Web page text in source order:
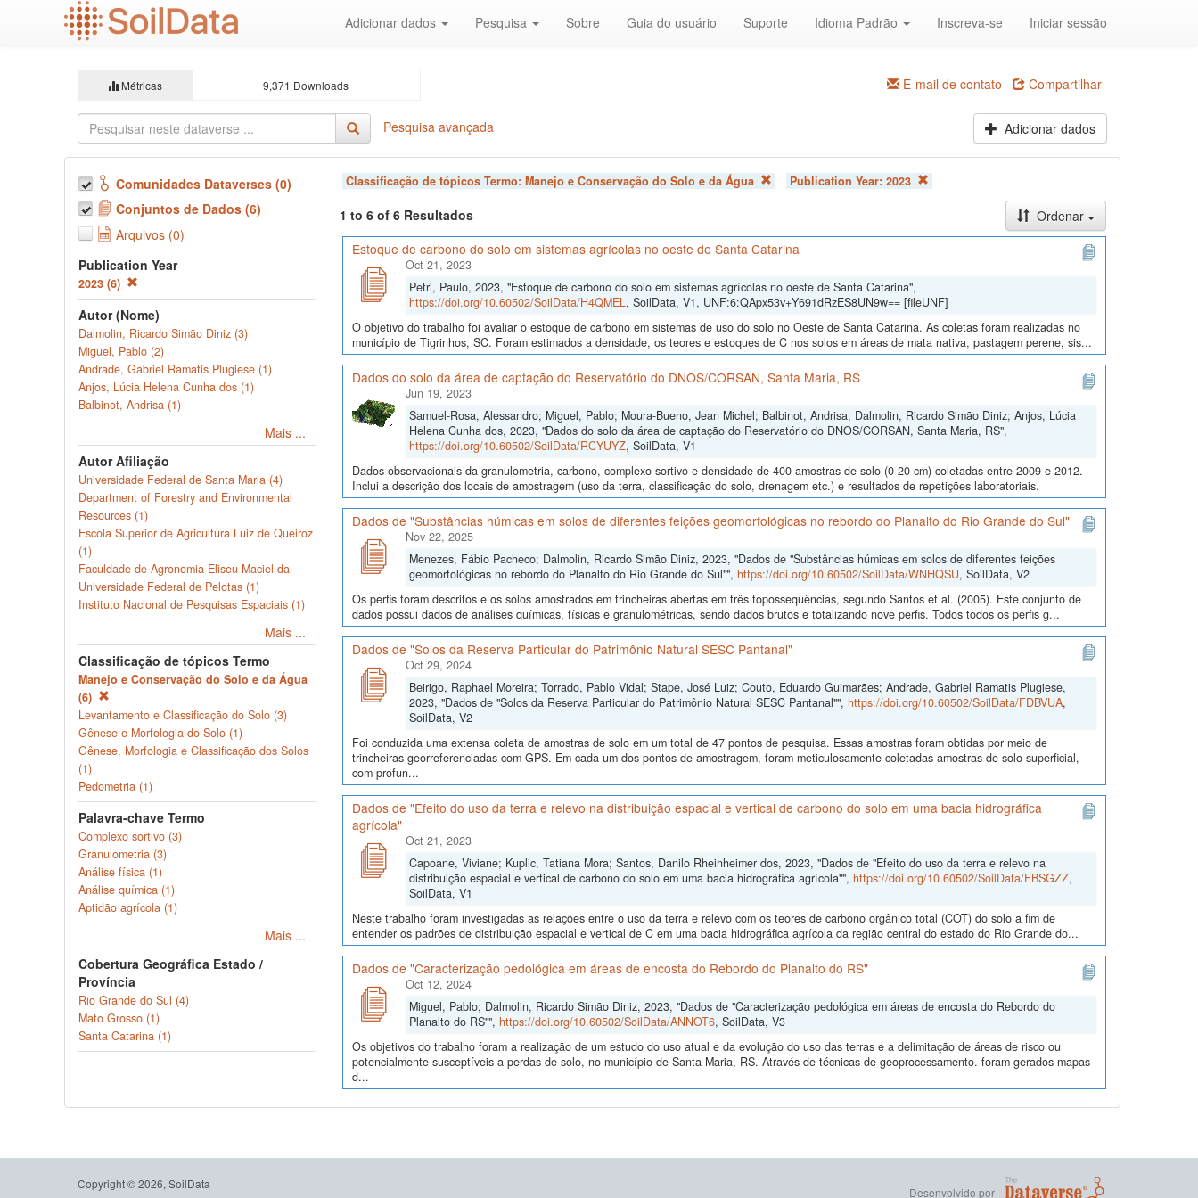
Adicionar dados Pesquisa Sobre Guia do usuário Suporte Idioma Padrão Inscreva-se Iniciar sessão
Métricas 9,371 Downloads E-mail de contato Compartilhar
Pesquisa avançada Adicionar dados
Comunidades Dataverses (0)
Conjuntos de Dados (6)
Arquivos (0)
Publication Year
2023 (6)
Autor (Nome)
Dalmolin, Ricardo Simão Diniz (3)
Miguel, Pablo (2)
Andrade, Gabriel Ramatis Plugiese (1)
Anjos, Lúcia Helena Cunha dos (1)
Balbinot, Andrisa (1)
Mais ...
Autor Afiliação
Universidade Federal de Santa Maria (4)
Department of Forestry and Environmental
Resources (1)
Escola Superior de Agricultura Luiz de Queiroz
(1)
Faculdade de Agronomia Eliseu Maciel da
Universidade Federal de Pelotas (1)
Instituto Nacional de Pesquisas Espaciais (1)
Mais ...
Classificação de tópicos Termo
Manejo e Conservação do Solo e da Água
(6)
Levantamento e Classificação do Solo (3)
Gênese e Morfologia do Solo (1)
Gênese, Morfologia e Classificação dos Solos
(1)
Pedometria (1)
Palavra-chave Termo
Complexo sortivo (3)
Granulometria (3)
Análise física (1)
Análise química (1)
Aptidão agrícola (1)
Mais ...
Cobertura Geográfica Estado /
Província
Rio Grande do Sul (4)
Mato Grosso (1)
Santa Catarina (1)
Classificação de tópicos Termo: Manejo e Conservação do Solo e da Água Publication Year: 2023
1 to 6 of 6 Resultados
Ordenar
Estoque de carbono do solo em sistemas agrícolas no oeste de Santa Catarina
Oct 21, 2023
Petri, Paulo, 2023, "Estoque de carbono do solo em sistemas agrícolas no oeste de Santa Catarina",
https://doi.org/10.60502/SoilData/H4QMEL, SoilData, V1, UNF:6:QApx53v+Y691dRzES8UN9w== [fileUNF]
O objetivo do trabalho foi avaliar o estoque de carbono em sistemas de uso do solo no Oeste de Santa Catarina. As coletas foram realizadas no
município de Tigrinhos, SC. Foram estimados a densidade, os teores e estoques de C nos solos em áreas de mata nativa, pastagem perene, sis...
Dados do solo da área de captação do Reservatório do DNOS/CORSAN, Santa Maria, RS
Jun 19, 2023
Samuel-Rosa, Alessandro; Miguel, Pablo; Moura-Bueno, Jean Michel; Balbinot, Andrisa; Dalmolin, Ricardo Simão Diniz; Anjos, Lúcia
Helena Cunha dos, 2023, "Dados do solo da área de captação do Reservatório do DNOS/CORSAN, Santa Maria, RS",
https://doi.org/10.60502/SoilData/RCYUYZ, SoilData, V1
Dados observacionais da granulometria, carbono, complexo sortivo e densidade de 400 amostras de solo (0-20 cm) coletadas entre 2009 e 2012.
Inclui a descrição dos locais de amostragem (uso da terra, classificação do solo, drenagem etc.) e resultados de repetições laboratoriais.
Dados de "Substâncias húmicas em solos de diferentes feições geomorfológicas no rebordo do Planalto do Rio Grande do Sul"
Nov 22, 2025
Menezes, Fábio Pacheco; Dalmolin, Ricardo Simão Diniz, 2023, "Dados de "Substâncias húmicas em solos de diferentes feições
geomorfológicas no rebordo do Planalto do Rio Grande do Sul"", https://doi.org/10.60502/SoilData/WNHQSU, SoilData, V2
Os perfis foram descritos e os solos amostrados em trincheiras abertas em três topossequências, segundo Santos et al. (2005). Este conjunto de
dados possui dados de análises químicas, físicas e granulométricas, sendo dados brutos e totalizando nove perfis. Todos todos os perfis g...
Dados de "Solos da Reserva Particular do Patrimônio Natural SESC Pantanal"
Oct 29, 2024
Beirigo, Raphael Moreira; Torrado, Pablo Vidal; Stape, José Luiz; Couto, Eduardo Guimarães; Andrade, Gabriel Ramatis Plugiese,
2023, "Dados de "Solos da Reserva Particular do Patrimônio Natural SESC Pantanal"", https://doi.org/10.60502/SoilData/FDBVUA,
SoilData, V2
Foi conduzida uma extensa coleta de amostras de solo em um total de 47 pontos de pesquisa. Essas amostras foram obtidas por meio de
trincheiras georreferenciadas com GPS. Em cada um dos pontos de amostragem, foram meticulosamente coletadas amostras de solo superficial,
com profun...
Dados de "Efeito do uso da terra e relevo na distribuição espacial e vertical de carbono do solo em uma bacia hidrográfica
agrícola"
Oct 21, 2023
Capoane, Viviane; Kuplic, Tatiana Mora; Santos, Danilo Rheinheimer dos, 2023, "Dados de "Efeito do uso da terra e relevo na
distribuição espacial e vertical de carbono do solo em uma bacia hidrográfica agrícola"", https://doi.org/10.60502/SoilData/FBSGZZ,
SoilData, V1
Neste trabalho foram investigadas as relações entre o uso da terra e relevo com os teores de carbono orgânico total (COT) do solo a fim de
entender os padrões de distribuição espacial e vertical de C em uma bacia hidrográfica agrícola da região central do estado do Rio Grande do...
Dados de "Caracterização pedológica em áreas de encosta do Rebordo do Planalto do RS"
Oct 12, 2024
Miguel, Pablo; Dalmolin, Ricardo Simão Diniz, 2023, "Dados de "Caracterização pedológica em áreas de encosta do Rebordo do
Planalto do RS"", https://doi.org/10.60502/SoilData/ANNOT6, SoilData, V3
Os objetivos do trabalho foram a realização de um estudo do uso atual e da evolução do uso das terras e a delimitação de áreas de risco ou
potencialmente susceptíveis a perdas de solo, no município de Santa Maria, RS. Através de técnicas de geoprocessamento. foram gerados mapas
d...
Copyright © 2026, SoilData
Desenvolvido por